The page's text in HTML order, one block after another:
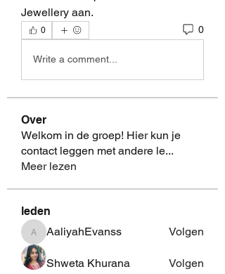
Jewellery aan.
0 0
Write a comment...
Over
Welkom in de groep! Hier kun je
contact leggen met andere le...
Meer lezen
leden
AaliyahEvanss
AaliyahEvanss Volgen
Shweta Khurana Volgen